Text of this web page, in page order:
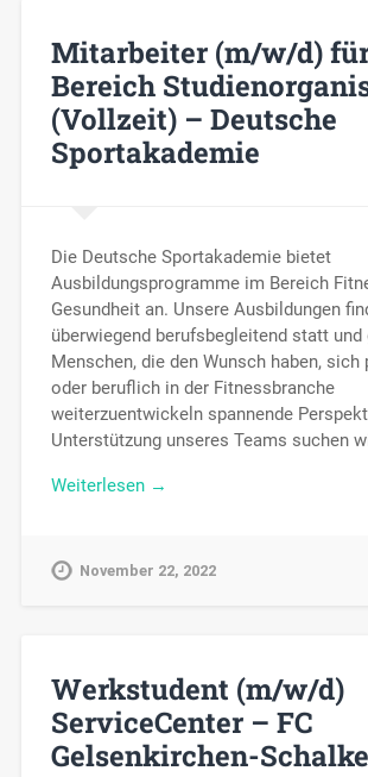
Mitarbeiter (m/w/d)
Bereich
(Vollzeit) – Deutsche
Sportakademie
Die Deutsche Sportakademie bietet
Ausbildungsprogramme im Bereich
Gesundheit an. Unsere Ausbildungen
überwiegend berufsbegleitend statt und
Menschen, die den Wunsch haben, sich
oder beruflich in der Fitnessbranche
weiterzuentwickeln spannende
Unterstützung unseres Teams suchen
Weiterlesen →
November 22, 2022
Werkstudent (m/w/d)
ServiceCenter – FC
Gelsenkirchen-